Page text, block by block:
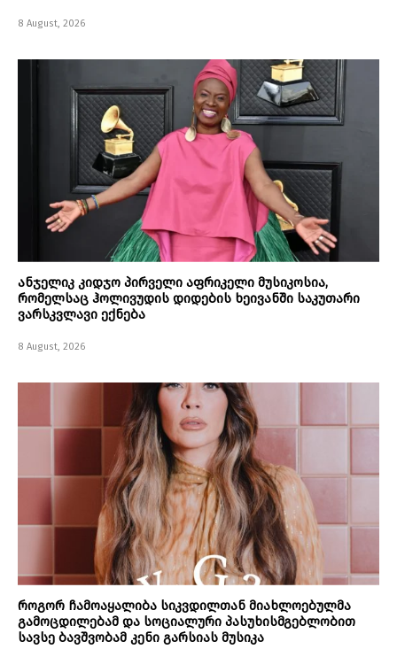
8 August, 2026
ანჯელიკ კიდჯო პირველი აფრიკელი მუსიკოსია,
რომელსაც ჰოლივუდის დიდების ხეივანში საკუთარი
ვარსკვლავი ექნება
8 August, 2026
როგორ ჩამოაყალიბა სიკვდილთან მიახლოებულმა
გამოცდილებამ და სოციალური პასუხისმგებლობით
სავსე ბავშვობამ კენი გარსიას მუსიკა